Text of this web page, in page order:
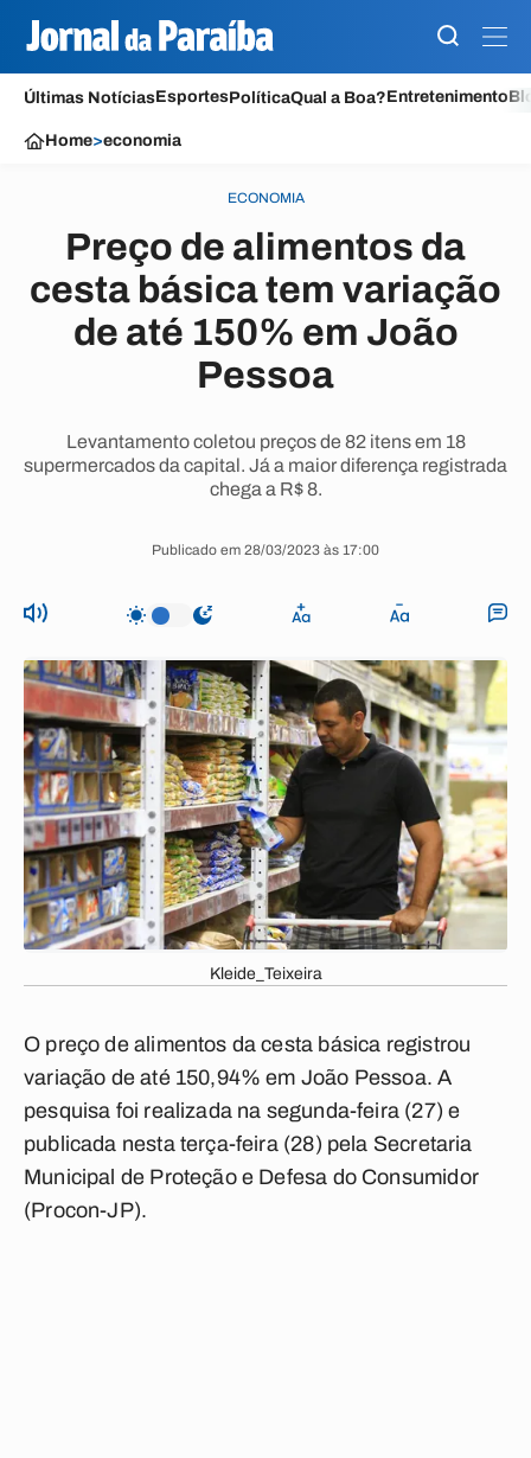
Últimas NotíciasEsportesPolíticaQual a Boa?Entretenimento
Home>economia
ECONOMIA
Preço de alimentos da
cesta básica tem variação
de até 150% em João
Pessoa
Levantamento coletou preços de 82 itens em 18
supermercados da capital. Já a maior diferença registrada
chega a R$ 8.
Publicado em 28/03/2023 às 17:00
Kleide_Teixeira
O preço de alimentos da cesta básica registrou
variação de até 150,94% em João Pessoa. A
pesquisa foi realizada na segunda-feira (27) e
publicada nesta terça-feira (28) pela Secretaria
Municipal de Proteção e Defesa do Consumidor
(Procon-JP).